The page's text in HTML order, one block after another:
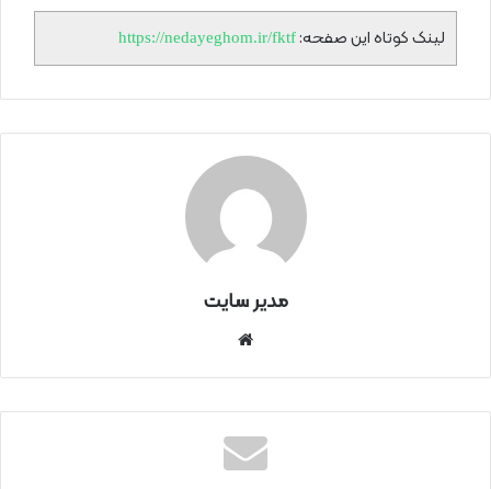
لینک کوتاه این صفحه: https://nedayeghom.ir/fktf
مدیر سایت
نتی